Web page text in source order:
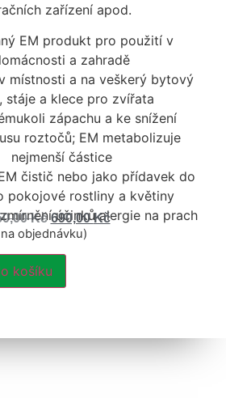
zařízení apod.
EM produkt pro použití v
a zahradě
místnosti a na veškerý bytový
stáje a klece pro zvířata
zápachu a ke snížení
roztočů; EM metabolizuje
nejmenší částice
čistič nebo jako přídavek do
pokojové rostliny a květiny
účinků alergie na prach
Kč 690,00Kč
objednávku)
košíku